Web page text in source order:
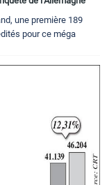
une première 189
pour ce méga